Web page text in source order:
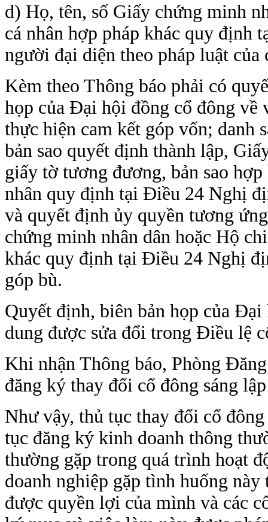
d) Họ, tên, số Giấy chứng minh
cá nhân hợp pháp khác quy định
người đại diện theo pháp luật của
Kèm theo Thông báo phải có
họp của Đại hội đồng cổ đông về
thực hiện cam kết góp vốn; danh
bản sao quyết định thành lập,
giấy tờ tương đương, bản sao
nhân quy định tại Điều 24 Nghị
và quyết định ủy quyền tương
chứng minh nhân dân hoặc Hộ
khác quy định tại Điều 24 Nghị
góp bù.
Quyết định, biên bản họp của
dung được sửa đổi trong Điều lệ
Khi nhận Thông báo, Phòng
đăng ký thay đổi cổ đông sáng
Như vậy, thủ tục thay đổi cổ
tục đăng ký kinh doanh thông
thường gặp trong quá trình hoạt
doanh nghiệp gặp tình huống
được quyền lợi của mình và các